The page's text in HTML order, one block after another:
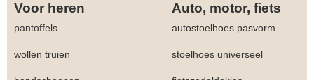
Voor heren Auto, motor, fiets
pantoffels autostoelhoes pasvorm
wollen truien stoelhoes universeel